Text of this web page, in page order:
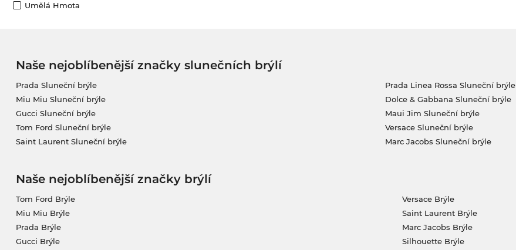
Umělá Hmota
Naše nejoblíbenější značky slunečních brýlí
Prada Sluneční brýle
Miu Miu Sluneční brýle
Gucci Sluneční brýle
Tom Ford Sluneční brýle
Saint Laurent Sluneční brýle
Prada Linea Rossa Sluneční brýle
Dolce & Gabbana Sluneční brýle
Maui Jim Sluneční brýle
Versace Sluneční brýle
Marc Jacobs Sluneční brýle
Naše nejoblíbenější značky brýlí
Tom Ford Brýle
Miu Miu Brýle
Prada Brýle
Gucci Brýle
Versace Brýle
Saint Laurent Brýle
Marc Jacobs Brýle
Silhouette Brýle